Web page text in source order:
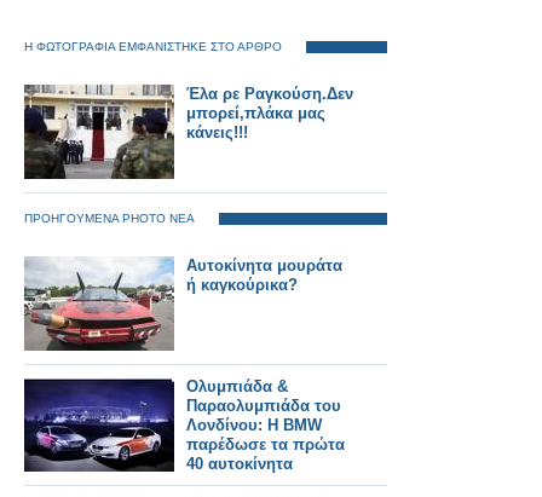
Η ΦΩΤΟΓΡΑΦΙΑ ΕΜΦΑΝΙΣΤΗΚΕ ΣΤΟ ΑΡΘΡΟ
Έλα ρε Ραγκούση.Δεν
μπορεί,πλάκα μας
κάνεις!!!
ΠΡΟΗΓΟΥΜΕΝΑ PHOTO ΝΕΑ
Αυτοκίνητα μουράτα
ή καγκούρικα?
Ολυμπιάδα &
Παραολυμπιάδα του
Λονδίνου: Η BMW
παρέδωσε τα πρώτα
40 αυτοκίνητα